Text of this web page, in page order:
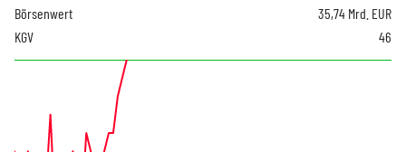
Börsenwert
35,74 Mrd. EUR
KGV
46